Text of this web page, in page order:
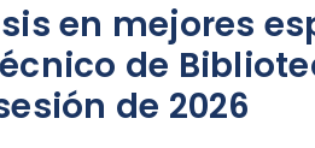
en mejores
de
de 2026